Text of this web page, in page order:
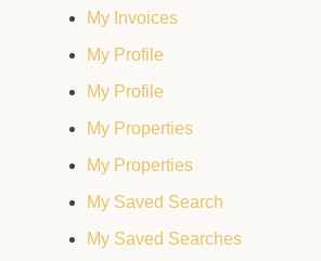
My Invoices
My Profile
My Profile
My Properties
My Properties
My Saved Search
My Saved Searches